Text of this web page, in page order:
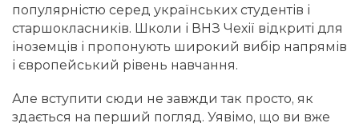
популярністю серед українських студентів і
старшокласників. Школи і ВНЗ Чехії відкриті для
іноземців і пропонують широкий вибір напрямів
і європейський рівень навчання.
Але вступити сюди не завжди так просто, як
здається на перший погляд. Уявімо, що ви вже